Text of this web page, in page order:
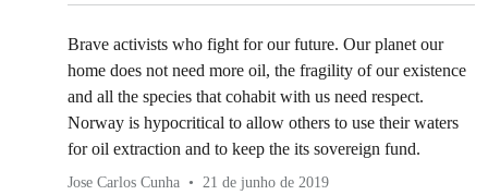
Brave activists who fight for our future. Our planet our
home does not need more oil, the fragility of our existence
and all the species that cohabit with us need respect.
Norway is hypocritical to allow others to use their waters
for oil extraction and to keep the its sovereign fund.
Jose Carlos Cunha 21 de junho de 2019